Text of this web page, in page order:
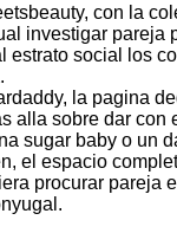
con la
investigar pareja
estrato social los
la pagina
alla sobre dar con
sugar baby o un
el espacio
procurar pareja